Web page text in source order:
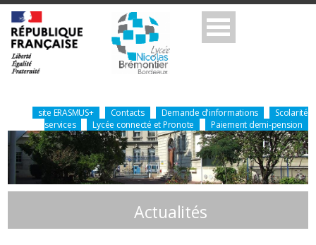
site ERASMUS+ Contacts Demande d'informations
Scolarité
services
Lycée connecté et Pronote Paiement demi-pension
Actualités